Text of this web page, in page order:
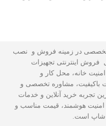
تخصصی در زمینه فروش و نصب
در اصفهان و 6 سال فروش اینترنتی تجهیزات
خانه، محل کار و
باکیفیت، مشاوره تخصصی و
تجربه خرید آنلاین و خدمات
امنیت هوشمند، قیمت مناسب و
شاپ است.